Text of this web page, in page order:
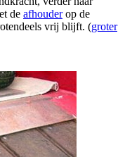
de afhouderop de
vrij blijft. (groter